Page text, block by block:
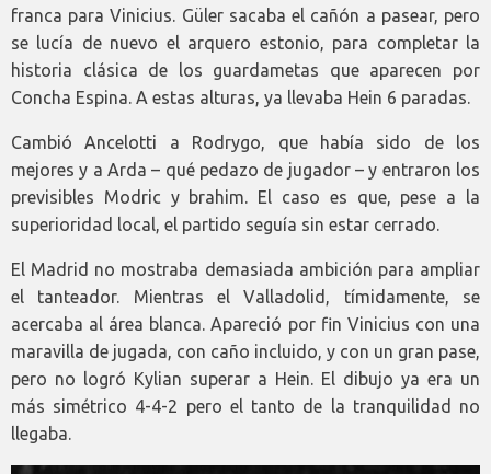
franca para Vinicius. Güler sacaba el cañón a pasear, pero
se lucía de nuevo el arquero estonio, para completar la
historia clásica de los guardametas que aparecen por
Concha Espina. A estas alturas, ya llevaba Hein 6 paradas.
Cambió Ancelotti a Rodrygo, que había sido de los
mejores y a Arda – qué pedazo de jugador – y entraron los
previsibles Modric y brahim. El caso es que, pese a la
superioridad local, el partido seguía sin estar cerrado.
El Madrid no mostraba demasiada ambición para ampliar
el tanteador. Mientras el Valladolid, tímidamente, se
acercaba al área blanca. Apareció por fin Vinicius con una
maravilla de jugada, con caño incluido, y con un gran pase,
pero no logró Kylian superar a Hein. El dibujo ya era un
más simétrico 4-4-2 pero el tanto de la tranquilidad no
llegaba.